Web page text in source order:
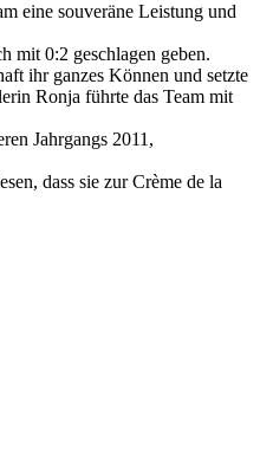
eine souveräne Leistung und
mit 0:2 geschlagen geben.
ihr ganzes Können und setzte
Ronja führte das Team mit
Jahrgangs 2011,
dass sie zur Crème de la